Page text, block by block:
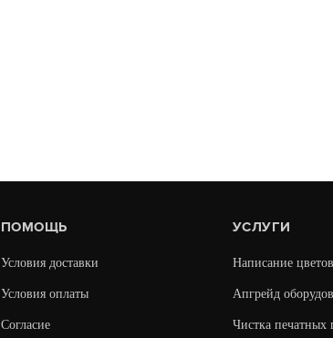
Купить в 1 клик
ПОМОЩЬ
Условия доставки
Условия оплаты
Согласие
УСЛУГИ
Написание
Апгрейд
Чистка печатных